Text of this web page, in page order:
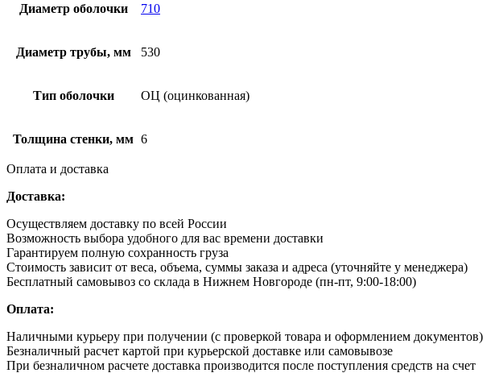
Диаметр оболочки 710
Диаметр трубы, мм 530
Тип оболочки ОЦ (оцинкованная)
Толщина стенки, мм 6
Оплата и доставка
Доставка:
Осуществляем доставку по всей России
Возможность выбора удобного для вас времени доставки
Гарантируем полную сохранность груза
Стоимость зависит от веса, объема, суммы заказа и адреса (уточняйте у менеджера)
Бесплатный самовывоз со склада в Нижнем Новгороде (пн-пт, 9:00-18:00)
Оплата:
Наличными курьеру при получении (с проверкой товара и оформлением документов)
Безналичный расчет картой при курьерской доставке или самовывозе
При безналичном расчете доставка производится после поступления средств на счет